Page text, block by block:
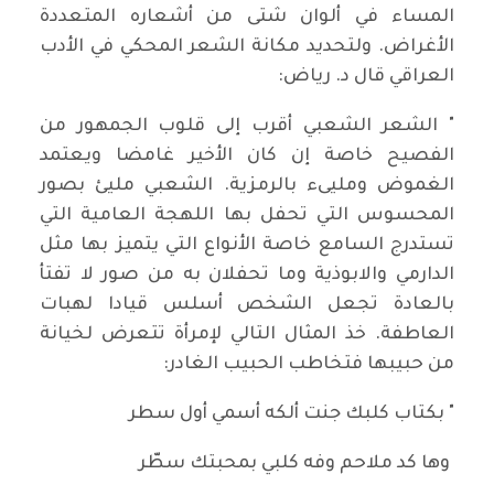
المساء في ألوان شتى من أشعاره المتعددة
الأغراض. ولتحديد مكانة الشعر المحكي في الأدب
العراقي قال د. رياض:
" الشعر الشعبي أقرب إلى قلوب الجمهور من
الفصيح خاصة إن كان الأخير غامضا ويعتمد
الغموض ومليىء بالرمزية. الشعبي مليئ بصور
المحسوس التي تحفل بها اللهجة العامية التي
تستدرج السامع خاصة الأنواع التي يتميز بها مثل
الدارمي والابوذية وما تحفلان به من صور لا تفتأ
بالعادة تجعل الشخص أسلس قيادا لهبات
العاطفة. خذ المثال التالي لإمرأة تتعرض لخيانة
من حبيبها فتخاطب الحبيب الغادر:
" بكتاب كلبك جنت ألكه أسمي أول سطر
وها كد ملاحم وفه كلبي بمحبتك سطّر